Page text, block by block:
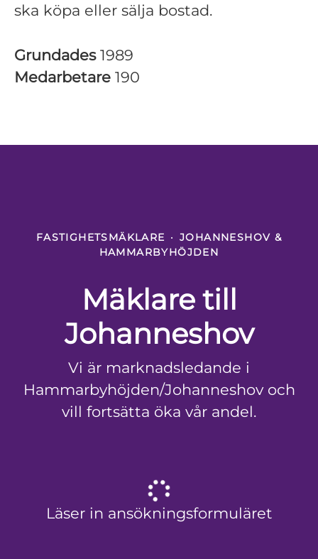
ska köpa eller sälja bostad.
Grundades 1989
Medarbetare 190
FASTIGHETSMÄKLARE · JOHANNESHOV &
HAMMARBYHÖJDEN
Mäklare till
Johanneshov
Vi är marknadsledande i
Hammarbyhöjden/Johanneshov och
vill fortsätta öka vår andel.
Läser in ansökningsformuläret